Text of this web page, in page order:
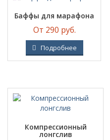
Баффы для марафона
От 290 руб.
Подробнее
Компрессионный
лонгслив